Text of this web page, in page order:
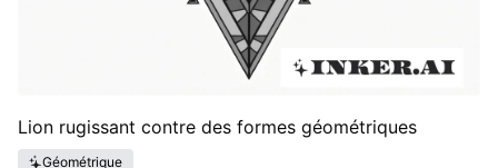
Lion rugissant contre des formes géométriques
Géométrique